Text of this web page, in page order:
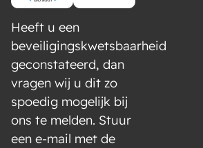
Heeft u een
beveiligingskwetsbaarheid
geconstateerd, dan
vragen wij u dit zo
spoedig mogelijk bij
ons te melden. Stuur
een e-mail met de